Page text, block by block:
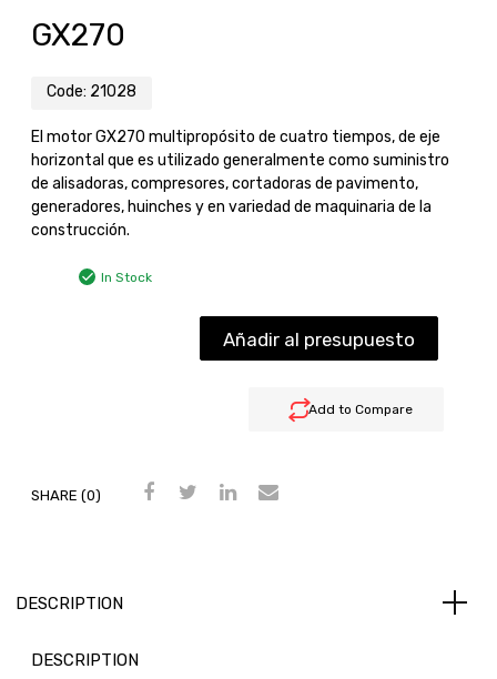
GX270
Code: 21028
El motor GX270 multipropósito de cuatro tiempos, de eje
horizontal que es utilizado generalmente como suministro
de alisadoras, compresores, cortadoras de pavimento,
generadores, huinches y en variedad de maquinaria de la
construcción.
In Stock
Add to Compare
Añadir al presupuesto
SHARE (0)
DESCRIPTION
DESCRIPTION